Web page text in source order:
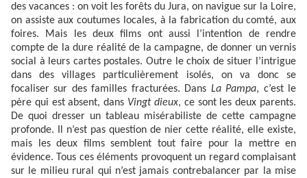
des vacances : on voit les forêts du Jura, on navigue sur la Loire,
on assiste aux coutumes locales, à la fabrication du comté, aux
foires. Mais les deux films ont aussi l’intention de rendre
compte de la dure réalité de la campagne, de donner un vernis
social à leurs cartes postales. Outre le choix de situer l’intrigue
dans des villages particulièrement isolés, on va donc se
focaliser sur des familles fracturées. Dans La Pampa, c’est le
père qui est absent, dans Vingt dieux, ce sont les deux parents.
De quoi dresser un tableau misérabiliste de cette campagne
profonde. Il n’est pas question de nier cette réalité, elle existe,
mais les deux films semblent tout faire pour la mettre en
évidence. Tous ces éléments provoquent un regard complaisant
sur le milieu rural qui n’est jamais contrebalancer par la mise